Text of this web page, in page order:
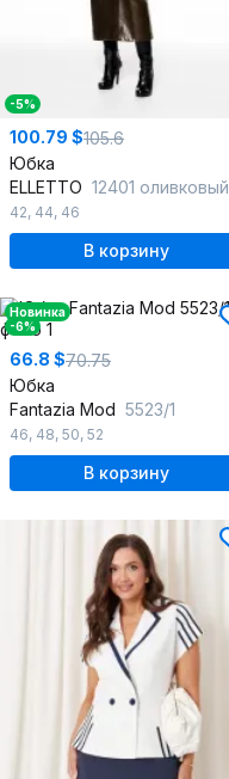
-5%
100.79 $105.6
Юбка
ELLETTO 12401 оливковый
42, 44, 46
В корзину
Новинка
-6%
66.8 $70.75
Юбка
Fantazia Mod 5523/1
46, 48, 50, 52
В корзину